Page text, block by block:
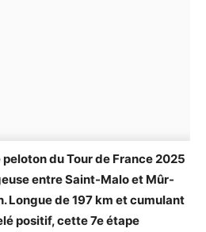
du Tour de France 2025
entre Saint-Malo et Mûr-
Longue de 197 km et cumulant
positif, cette 7e étape